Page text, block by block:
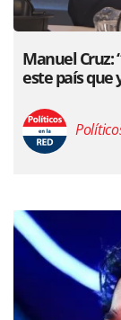
Manuel Cruz:
este país que